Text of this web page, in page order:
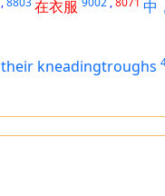
在衣服 中，
their kneadingtroughs